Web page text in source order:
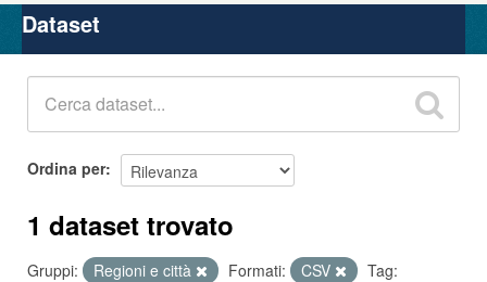
Organizzazioni
Gruppi
Dataset
Ordina per
1 dataset trovato
Gruppi: Regioni e città Formati: CSV
Tag: